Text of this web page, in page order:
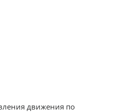
движения по